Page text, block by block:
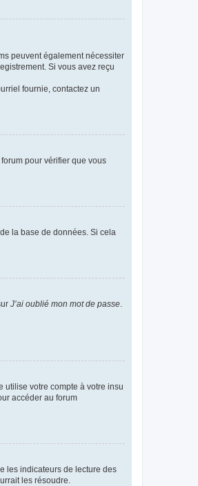
peuvent également nécessiter
Si vous avez reçu
fournie, contactez un
pour vérifier que vous
la base de données. Si cela
J’ai oublié mon mot de passe
utilise votre compte à votre insu
accéder au forum
les indicateurs de lecture des
les résoudre.